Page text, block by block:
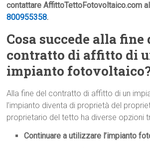
contattare AffittoTettoFotovoltaico.com
800955358.
Cosa succede alla fine
contratto di affitto di
impianto
Alla fine del contratto di affitto di un
l’impianto diventa di proprietà del
proprietario del tetto ha diverse opzioni
Continuare a utilizzare l’impianto